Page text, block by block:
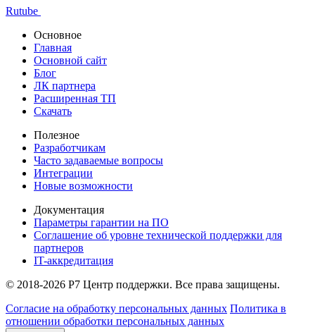
Rutube
Основное
Главная
Основной сайт
Блог
ЛК партнера
Расширенная ТП
Скачать
Полезное
Разработчикам
Часто задаваемые вопросы
Интеграции
Новые возможности
Документация
Параметры гарантии на ПО
Соглашение об уровне технической поддержки для
партнеров
IT-аккредитация
© 2018-2026 Р7 Центр поддержки. Все права защищены.
Согласие на обработку персональных данных Политика в
отношении обработки персональных данных